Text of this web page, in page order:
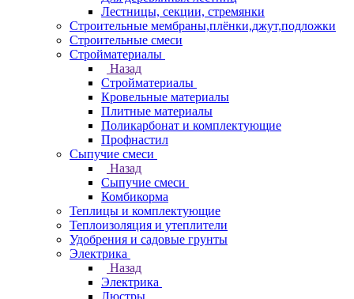
Лестницы, секции, стремянки
Строительные мембраны,плёнки,джут,подложки
Строительные смеси
Стройматериалы
Назад
Стройматериалы
Кровельные материалы
Плитные материалы
Поликарбонат и комплектующие
Профнастил
Сыпучие смеси
Назад
Сыпучие смеси
Комбикорма
Теплицы и комплектующие
Теплоизоляция и утеплители
Удобрения и садовые грунты
Электрика
Назад
Электрика
Люстры